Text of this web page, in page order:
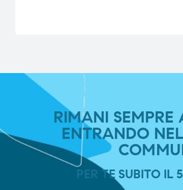
RIMANI SEMPRE
ENTRANDO
PER TE SUBITO IL